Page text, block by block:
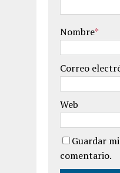
Nombre*
Correo
Web
Guardar
comentario.